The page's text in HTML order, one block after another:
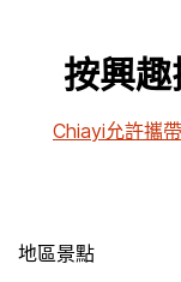
按興
Chiayi允許攜
地區景點